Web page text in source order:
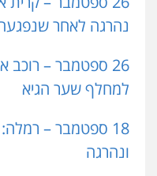
נהרגה לאחר
26 ספטמבר –
למחלף שער הגיא
18 ספטמבר –
ונהרגה